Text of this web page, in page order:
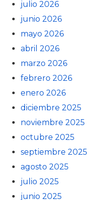
julio 2026
junio 2026
mayo 2026
abril 2026
marzo 2026
febrero 2026
enero 2026
diciembre 2025
noviembre 2025
octubre 2025
septiembre 2025
agosto 2025
julio 2025
junio 2025